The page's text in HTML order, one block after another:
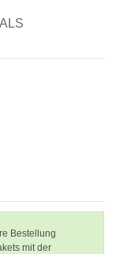
Bestellung
mit der